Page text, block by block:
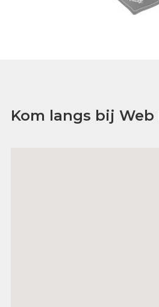
Kom langs bij Web